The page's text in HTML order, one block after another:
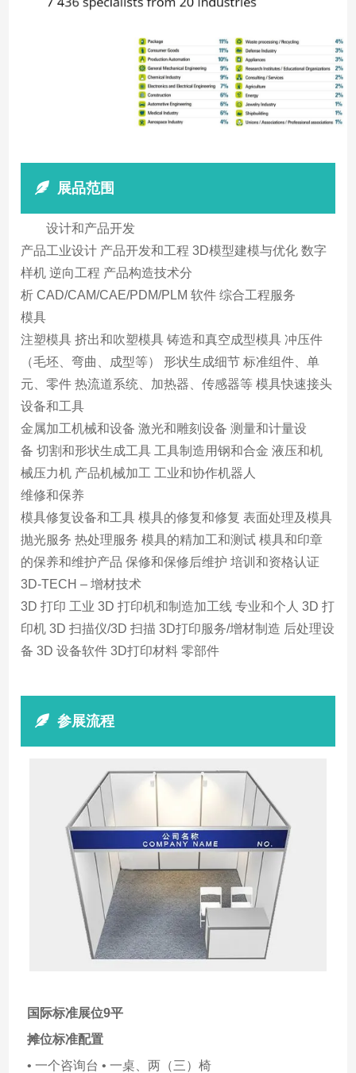
展品范围
设计和产品开发
产品工业设计 产品开发和工程 3D模型建模与优化 数字
样机 逆向工程 产品构造技术分
析 CAD/CAM/CAE/PDM/PLM 软件 综合工程服务
模具
注塑模具 挤出和吹塑模具 铸造和真空成型模具 冲压件
（毛坯、弯曲、成型等） 形状生成细节 标准组件、单
元、零件 热流道系统、加热器、传感器等 模具快速接头
设备和工具
金属加工机械和设备 激光和雕刻设备 测量和计量设
备 切割和形状生成工具 工具制造用钢和合金 液压和机
械压力机 产品机械加工 工业和协作机器人
维修和保养
模具修复设备和工具 模具的修复和修复 表面处理及模具
抛光服务 热处理服务 模具的精加工和测试 模具和印章
的保养和维护产品 保修和保修后维护 培训和资格认证
3D-TECH – 增材技术
3D 打印 工业 3D 打印机和制造加工线 专业和个人 3D 打
印机 3D 扫描仪/3D 扫描 3D打印服务/增材制造 后处理设
备 3D 设备软件 3D打印材料 零部件
参展流程
国际标准展位9平
摊位标准配置
• 一个咨询台 • 一桌、两（三）椅